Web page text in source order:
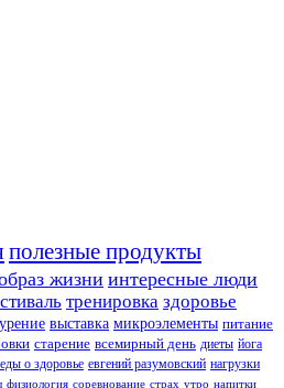
полезные продукты
жизни интересные люди
тренировка здоровье
выставка микроэлементы питание
старение всемирный день диеты йога
о здоровье евгений разумовский нагрузки
физиология соревнование страх утро напитки